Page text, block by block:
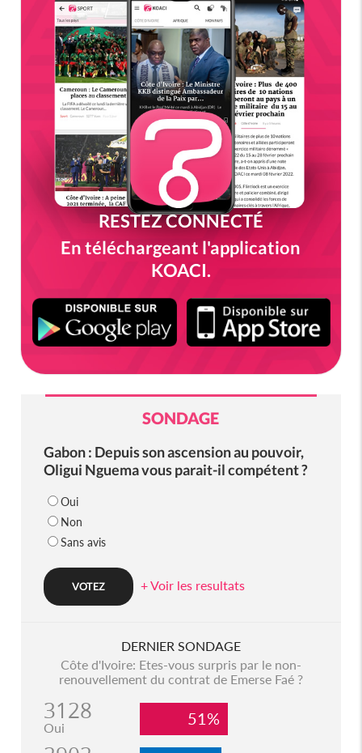
RESTEZ CONNECTÉ
En téléchargeant l'application
KOACI.
SONDAGE
Gabon : Depuis son ascension au pouvoir,
Oligui Nguema vous parait-il compétent ?
Oui
Non
Sans avis
+ Voir les resultats
DERNIER SONDAGE
Côte d'Ivoire: Etes-vous surpris par le non-
renouvellement du contrat de Emerse Faé ?
3128
Oui 51%